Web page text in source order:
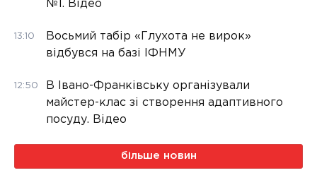
№1. Відео
13:10
Восьмий табір «Глухота не вирок»
відбувся на базі ІФНМУ
12:50
В Івано-Франківську організували
майстер-клас зі створення адаптивного
посуду. Відео
більше новин